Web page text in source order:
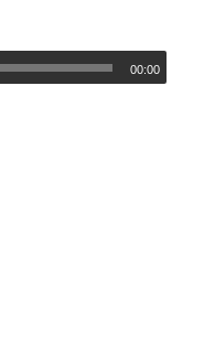
00:00